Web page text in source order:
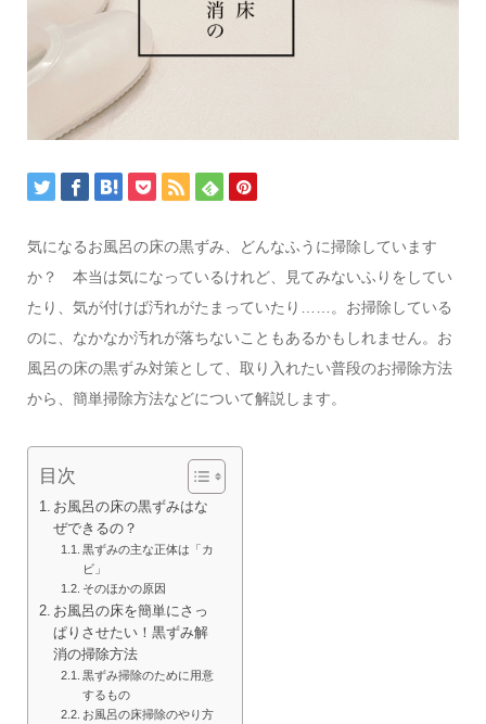
気になるお風呂の床の黒ずみ、どんなふうに掃除しています
か？ 本当は気になっているけれど、見てみないふりをしてい
たり、気が付けば汚れがたまっていたり……。お掃除している
のに、なかなか汚れが落ちないこともあるかもしれません。お
風呂の床の黒ずみ対策として、取り入れたい普段のお掃除方法
から、簡単掃除方法などについて解説します。
目次
お風呂の床の黒ずみはな
ぜできるの？
黒ずみの主な正体は「カ
ビ」
そのほかの原因
お風呂の床を簡単にさっ
ぱりさせたい！黒ずみ解
消の掃除方法
黒ずみ掃除のために用意
するもの
お風呂の床掃除のやり方